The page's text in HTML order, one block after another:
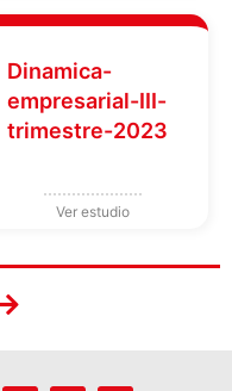
Dinamica-
empresarial-III-
trimestre-2023